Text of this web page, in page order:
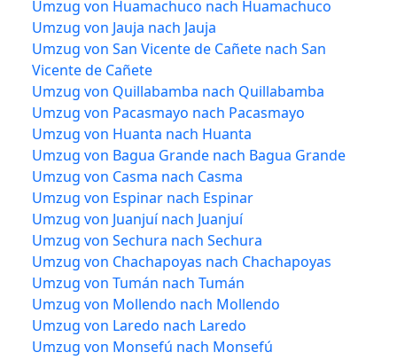
Umzug von Huamachuco nach Huamachuco
Umzug von Jauja nach Jauja
Umzug von San Vicente de Cañete nach San
Vicente de Cañete
Umzug von Quillabamba nach Quillabamba
Umzug von Pacasmayo nach Pacasmayo
Umzug von Huanta nach Huanta
Umzug von Bagua Grande nach Bagua Grande
Umzug von Casma nach Casma
Umzug von Espinar nach Espinar
Umzug von Juanjuí nach Juanjuí
Umzug von Sechura nach Sechura
Umzug von Chachapoyas nach Chachapoyas
Umzug von Tumán nach Tumán
Umzug von Mollendo nach Mollendo
Umzug von Laredo nach Laredo
Umzug von Monsefú nach Monsefú